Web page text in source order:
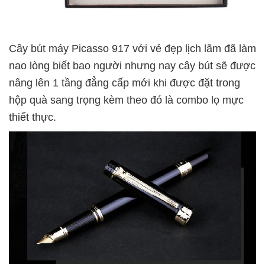
Cây bút máy Picasso 917 với vẻ đẹp lịch lãm đã làm
nao lòng biết bao người nhưng nay cây bút sẽ được
nâng lên 1 tầng đẳng cấp mới khi được đặt trong
hộp quà sang trọng kèm theo đó là combo lọ mực
thiết thực.